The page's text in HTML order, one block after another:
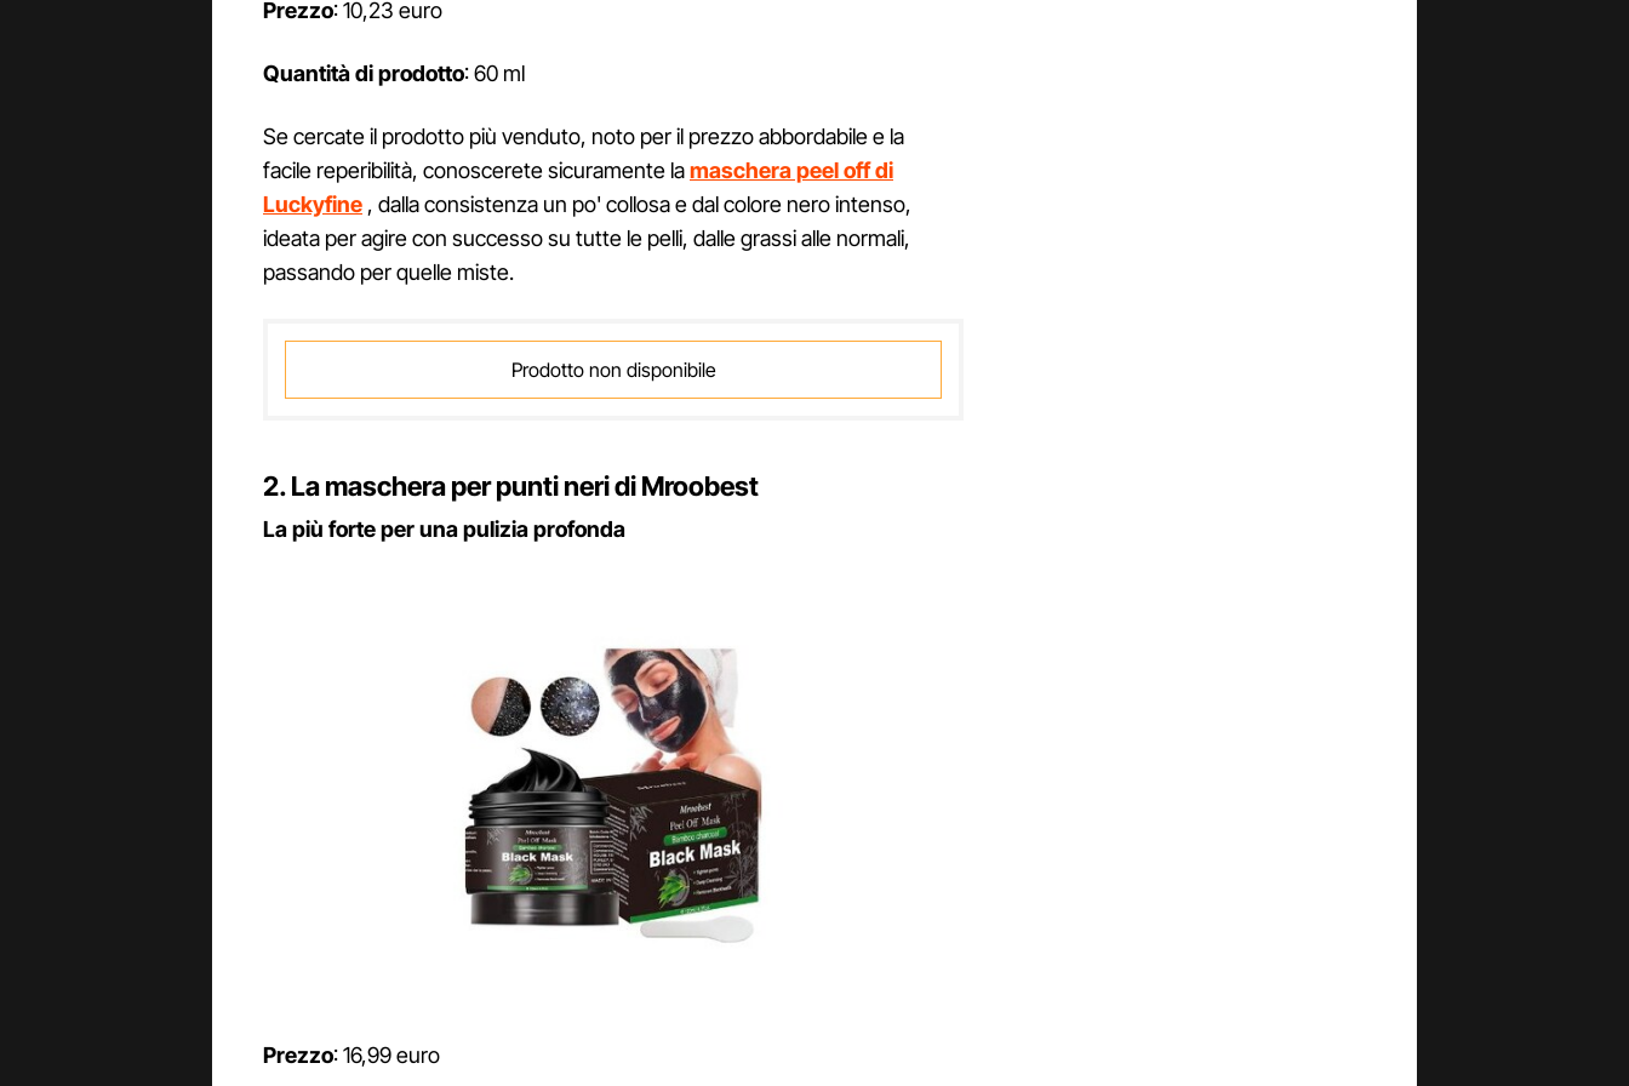
Prezzo: 10,23 euro
Quantità di prodotto: 60 ml
Se cercate il prodotto più venduto, noto per il prezzo abbordabile e la
facile reperibilità, conoscerete sicuramente lamaschera peel off di
Luckyfine , dalla consistenza un po' collosa e dal colore nero intenso,
ideata per agire con successo su tutte le pelli, dalle grassi alle normali,
passando per quelle miste.
Prodotto non disponibile
2. La maschera per punti neri di Mroobest
La più forte per una pulizia profonda
Prezzo: 16,99 euro